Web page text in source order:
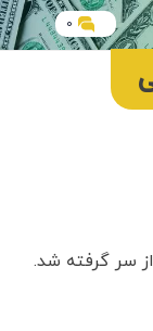
0
از سر گرفته شد.